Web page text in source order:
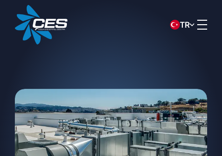
TR
KVKK Aydınlatma Metni
sayılı Kişisel Verilerin Korunması Kanunu
(“KVKK”) uyarınca, veri sorumlusu sıfatıyla
kişisel verilerinizin toplanması, işlenmesi,
aktarılması ve haklarınız hakkında sizleri
bilgilendirmek amacıyla hazırlanmıştır.
Kişisel Verilerin Toplanma Yöntemi